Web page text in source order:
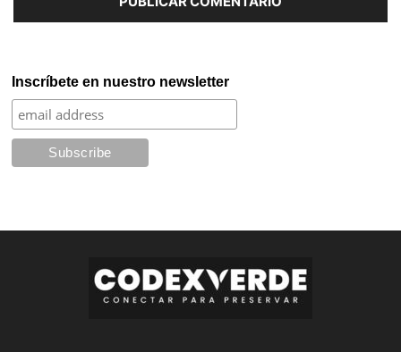
Inscríbete en nuestro newsletter